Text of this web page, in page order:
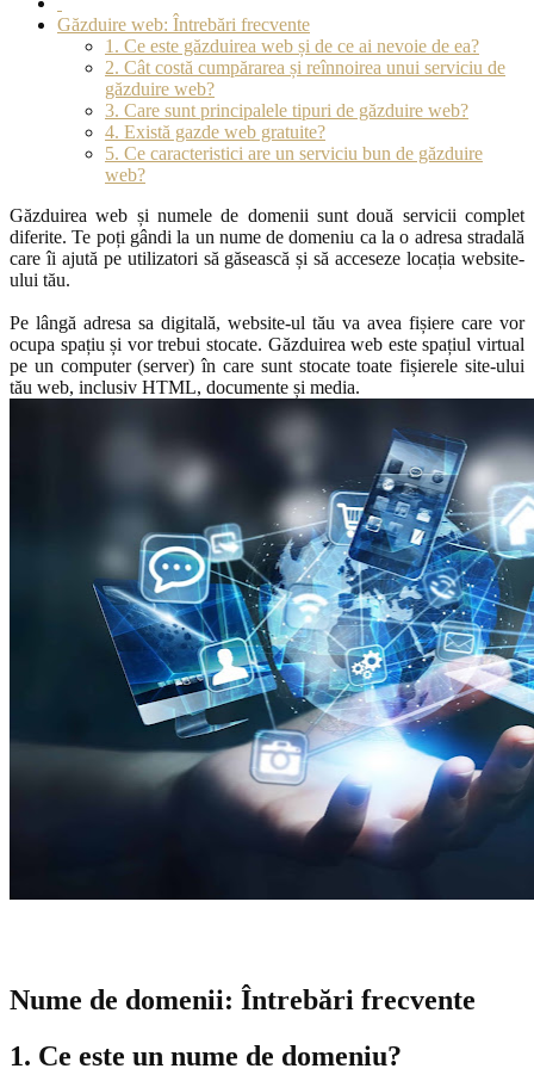
Găzduire web: Întrebări frecvente
1. Ce este găzduirea web și de ce ai nevoie de ea?
2. Cât costă cumpărarea și reînnoirea unui serviciu de
găzduire web?
3. Care sunt principalele tipuri de găzduire web?
4. Există gazde web gratuite?
5. Ce caracteristici are un serviciu bun de găzduire
web?
Găzduirea web și numele de domenii sunt două servicii complet
diferite. Te poți gândi la un nume de domeniu ca la o adresa stradală
care îi ajută pe utilizatori să găsească și să acceseze locația website-
ului tău.
Pe lângă adresa sa digitală, website-ul tău va avea fișiere care vor
ocupa spațiu și vor trebui stocate. Găzduirea web este spațiul virtual
pe un computer (server) în care sunt stocate toate fișierele site-ului
tău web, inclusiv HTML, documente și media.
Nume de domenii: Întrebări frecvente
1. Ce este un nume de domeniu?